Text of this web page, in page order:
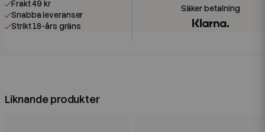
Frakt 49 kr
Snabba leveranser
Strikt 18-års gräns
Liknande produkter